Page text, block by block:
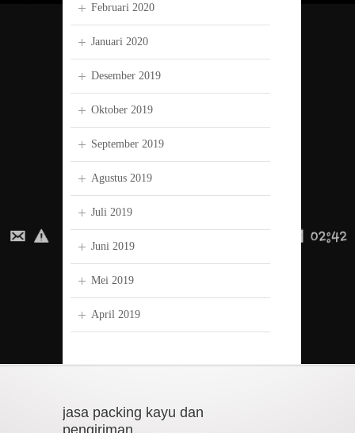
Februari 2020
Januari 2020
Desember 2019
Oktober 2019
September 2019
Agustus 2019
Juli 2019
Juni 2019
Mei 2019
April 2019
jasa packing kayu dan
pengiriman